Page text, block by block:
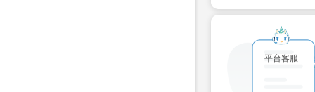
平台客服